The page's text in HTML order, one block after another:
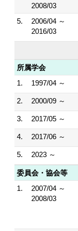
2008/03
5.
2006/04 ～
2016/03
所属学会
1.
1997/04 ～
2. 2000/09 ～
3. 2017/05 ～
4. 2017/06 ～
5. 2023 ～
委員会・協会等
1.
2007/04 ～
2008/03